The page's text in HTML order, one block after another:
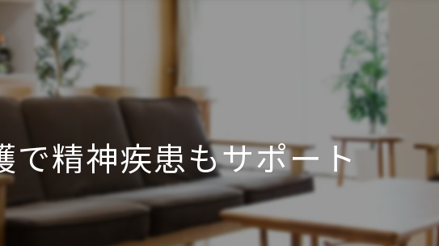
難病
ターミナルケア
精神疾患
リハビリ
認知症
で精神疾患もサポート